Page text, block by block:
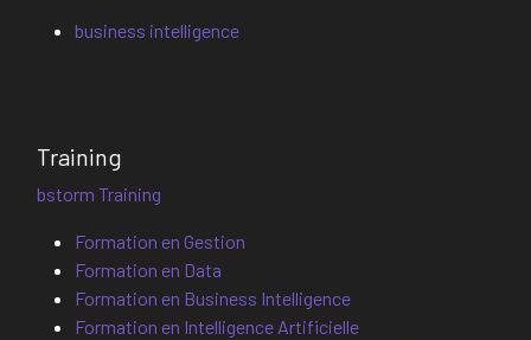
business intelligence
Training
bstorm Training
Formation en Gestion
Formation en Data
Formation en Business Intelligence
Formation en Intelligence Artificielle